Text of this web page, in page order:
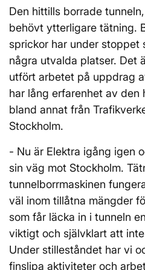
Den hittills borrade
behövt ytterligare tätning.
sprickor har under stoppet
några utvalda platser. Det
utfört arbetet på uppdrag
har lång erfarenhet av den
bland annat från
Stockholm.
- Nu är Elektra igång igen
sin väg mot Stockholm.
tunnelborrmaskinen
väl inom tillåtna mängder
som får läcka in i tunneln
viktigt och självklart att
Under stilleståndet har vi
finslipa aktiviteter och